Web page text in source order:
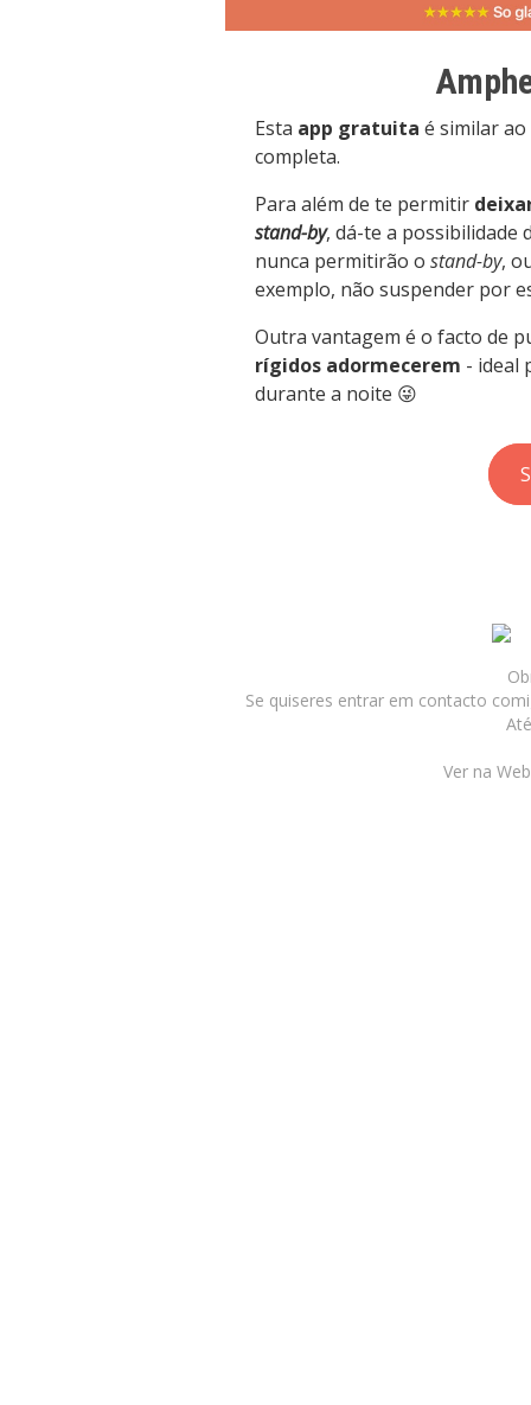
Esta app gratuita é similar
completa.
Para além de te permitir
stand-by, dá-te a possibilidade
nunca permitirão o stand-by,
exemplo, não suspender por
Outra vantagem é o facto de
rígidos adormecerem - ideal
durante a noite 😜
Se quiseres entrar em contacto
Ver na Web